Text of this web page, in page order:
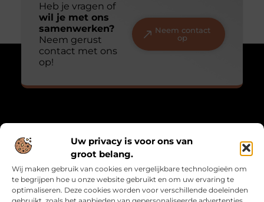
Uw privacy is voor ons van
groot belang.
Wij maken gebruik van cookies en vergelijkbare technologieën om
te begrijpen hoe u onze website gebruikt en om uw ervaring te
optimaliseren. Deze cookies worden voor verschillende doeleinden
Heb je vragen of
wil je met ons
samenwerken?
Neem gerust
contact met ons
op!
Neem contact
op
“Waar logica en leven samenkomen.”
Mathmatch.nl combineert inzichten uit de wiskunde met
alledaagse reflecties. Een unieke verzameling blogs voor
denkers, dromers en doeners.